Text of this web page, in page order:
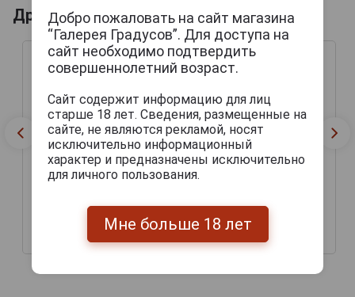
Другие продукты бренда GURKHA
Gurkha Grand Reserve
Pyramid
3 205 руб.
Сигары Gurkha Grand
Reserva Robusto
3 000 руб.
Добро пожаловать на сайт магазина
“Галерея Градусов”. Для доступа на
сайт необходимо подтвердить
совершеннолетний возраст.
Сайт содержит информацию для лиц
старше 18 лет. Сведения, размещенные на
сайте, не являются рекламой, носят
исключительно информационный
характер и предназначены исключительно
для личного пользования.
Мне больше 18 лет